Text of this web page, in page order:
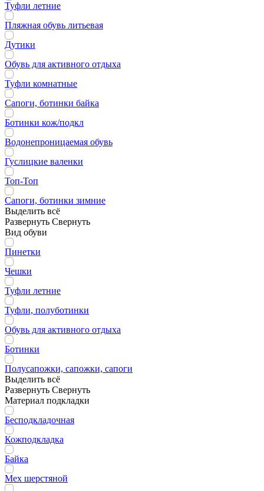
Туфли летние
Пляжная обувь литьевая
Дутики
Обувь для активного отдыха
Туфли комнатные
Сапоги, ботинки байка
Ботинки кож/подкл
Водонепроницаемая обувь
Гуслицкие валенки
Топ-Топ
Сапоги, ботинки зимние
Выделить всё
Развернуть Свернуть
Вид обуви
Пинетки
Чешки
Туфли летние
Туфли, полуботинки
Обувь для активного отдыха
Ботинки
Полусапожки, сапожки, сапоги
Выделить всё
Развернуть Свернуть
Материал подкладки
Бесподкладочная
Кожподкладка
Байка
Мех шерстяной